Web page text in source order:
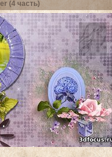
(4 часть)